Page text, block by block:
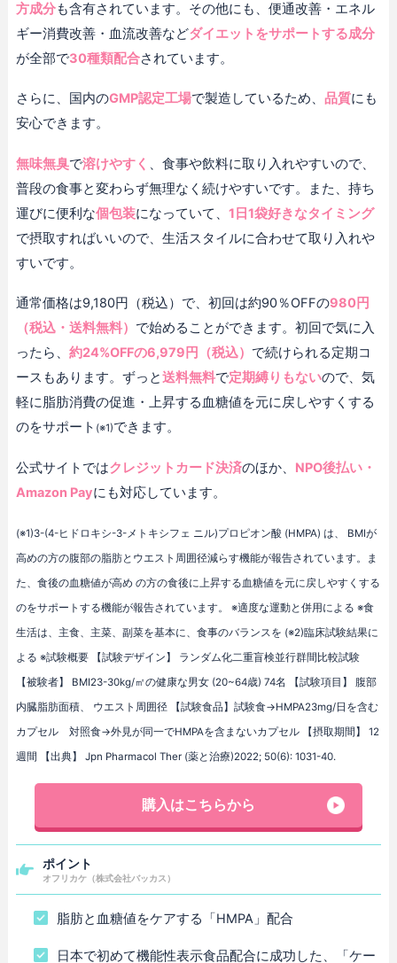
方成分も含有されています。その他にも、便通改善・エネル
ギー消費改善・血流改善などダイエットをサポートする成分
が全部で30種類配合されています。
さらに、国内のGMP認定工場で製造しているため、 品質にも
安心できます。
無味無臭で溶けやすく 、食事や飲料に取り入れやすいので、
普段の食事と変わらず無理なく続けやすいです。また、持ち
運びに便利な個包装になっていて、 1日1袋好きなタイミング
で摂取すればいいので、生活スタイルに合わせて取り入れや
すいです。
通常価格は9,180円（税込）で、初回は約90％OFFの980円
（税込・送料無料） で始めることができます。初回で気に入
ったら、 約24%OFFの6,979円（税込） で続けられる定期コ
ースもあります。ずっと送料無料で定期縛りもないので、気
軽に脂肪消費の促進・上昇する血糖値を元に戻しやすくする
のをサポート (※1)できます。
公式サイトではクレジットカード決済のほか、 NPO後払い・
Amazon Payにも対応しています。
(※1)3-(4-ヒドロキシ-3-メトキシフェ ニル)プロピオン酸 (HMPA) は、 BMIが
高めの方の腹部の脂肪とウエスト周囲径減らす機能が報告されています。ま
た、食後の血糖値が高め の方の食後に上昇する血糖値を元に戻しやすくする
のをサポートする機能が報告されています。 ※適度な運動と併用による ※食
生活は、主食、主菜、副菜を基本に、食事のバランスを (※2)臨床試験結果に
よる ※試験概要 【試験デザイン】 ランダム化二重盲検並行群間比較試験
【被験者】 BMI23-30kg/㎡の健康な男女 (20~64歳) 74名 【試験項目】 腹部
内臓脂肪面積、 ウエスト周囲径 【試験食品】試験食→HMPA23mg/日を含む
カプセル 対照食→外見が同一でHMPAを含まないカプセル 【摂取期間】 12
週間 【出典】 Jpn Pharmacol Ther (薬と治療)2022; 50(6): 1031-40.
購入はこちらから
ポイント
オフリカケ（株式会社バッカス）
脂肪と血糖値をケアする「HMPA」配合
日本で初めて機能性表示食品配合に成功した、「ケー